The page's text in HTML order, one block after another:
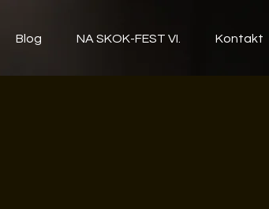
Blog NA SKOK-FEST VI. Kontakt